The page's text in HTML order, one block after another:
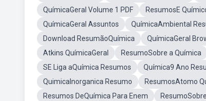
QuímicaGeral Volume 1 PDF
ResumosE
QuímicaGeral Assuntos
QuímicaAmbiental
Download ResumãoQuímica
QuímicaGeral
Atkins QuímicaGeral
ResumoSobre a Química
SE Liga aQuímica Resumos
Química9 Ano
QuimicaInorganica Resumo
ResumosAtomo
Resumos DeQuímica Para Enem